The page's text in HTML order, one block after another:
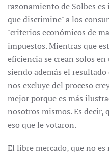
razonamiento de Solbes
que discrimine" a los
"criterios económicos de
impuestos. Mientras que
eficiencia se crean solos
siendo además el
nos excluye del proceso
mejor porque es más
nosotros mismos. Es decir,
eso que le votaron.
El libre mercado, que no es